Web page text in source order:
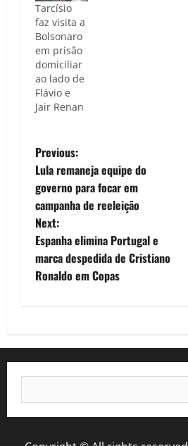
Tarcísio
faz visita a
Bolsonaro
em prisão
domiciliar
ao lado de
Flávio e
Jair Renan
P
o
s
t
n
i
g
a
Previous:
Lula remaneja equipe do
governo para focar em
campanha de reeleição
Next:
Espanha elimina Portugal e
marca despedida de Cristiano
Ronaldo em Copas
por: